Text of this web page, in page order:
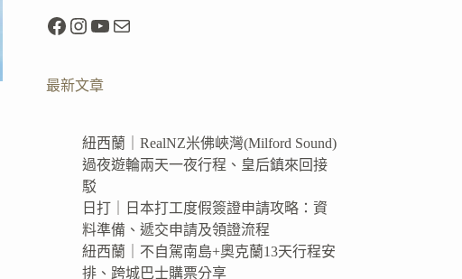
Facebook
Instagram
YouTube
電子郵件
最新文章
紐西蘭｜RealNZ米佛峽灣(Milford Sound)
過夜遊輪兩天一夜行程、皇后鎮來回接
駁
日打｜日本打工度假簽證申請攻略：資
料準備、遞交申請及領證流程
紐西蘭｜不自駕南島+奧克蘭13天行程安
排、跨城巴士購票分享